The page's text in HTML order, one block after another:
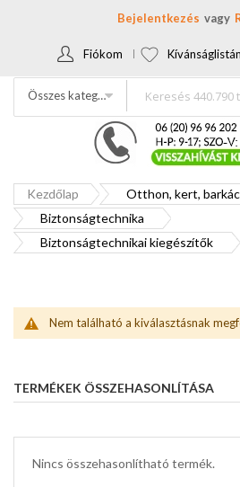
Bejelentkezés
Fiókom
Összes kategória
Kezdőlap
Otthon, kert,
Biztonságtechnika
Biztonságtechnikai kiegészítők
Nem található a kiválasztásnak
TERMÉKEK ÖSSZEHASONLÍTÁSA
Nincs összehasonlítható termék.